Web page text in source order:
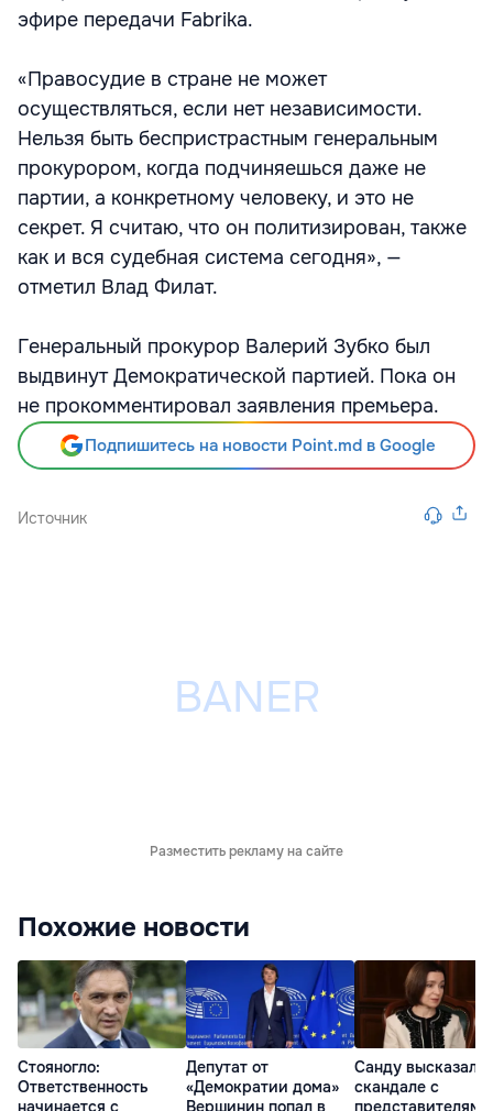
эфире передачи Fabrika.
«Правосудие в стране не может
осуществляться, если нет независимости.
Нельзя быть беспристрастным генеральным
прокурором, когда подчиняешься даже не
партии, а конкретному человеку, и это не
секрет. Я считаю, что он политизирован, также
как и вся судебная система сегодня», —
отметил Влад Филат.
Генеральный прокурор Валерий Зубко был
выдвинут Демократической партией. Пока он
не прокомментировал заявления премьера.
Подпишитесь на новости Point.md в Google
Источник
Разместить рекламу на сайте
Похожие новости
Стояногло:
Ответственность
начинается с
Депутат от
«Демократии дома»
Вершинин попал в
Санду
скандале с
представителями